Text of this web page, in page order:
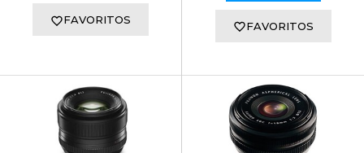
FAVORITOS FAVORITOS